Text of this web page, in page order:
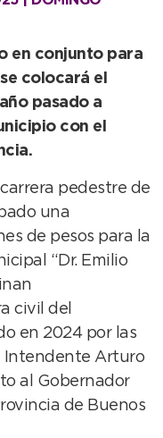
en conjunto para
colocará el
pasado a
con el
pedestre de
una
de pesos para la
“Dr. Emilio
civil del
en 2024 por las
Intendente Arturo
al Gobernador
de Buenos